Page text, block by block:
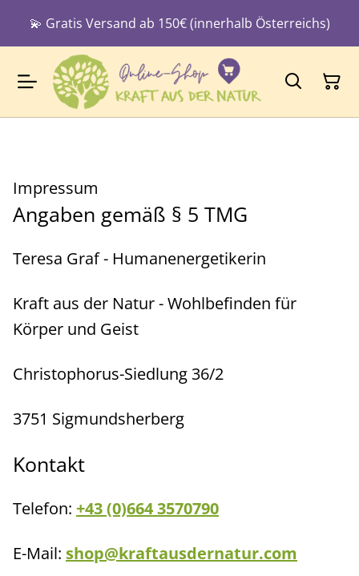
💫 Gratis Versand ab 150€ (innerhalb Österreichs)
Impressum
Angaben gemäß § 5 TMG
Teresa Graf - Humanenergetikerin
Kraft aus der Natur - Wohlbefinden für
Körper und Geist
Christophorus-Siedlung 36/2
3751 Sigmundsherberg
Kontakt
Telefon: +43 (0)664 3570790
E-Mail: shop@kraftausdernatur.com